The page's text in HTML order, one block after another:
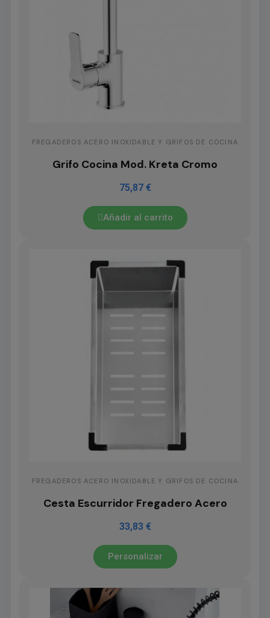
FREGADEROS ACERO INOXIDABLE Y GRIFOS DE COCINA
Grifo Cocina Mod. Kreta Cromo
75,87 €
Añadir al carrito
FREGADEROS ACERO INOXIDABLE Y GRIFOS DE COCINA
Cesta Escurridor Fregadero Acero
33,83 €
Personalizar